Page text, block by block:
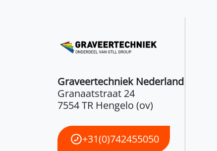
Graveertechniek Nederland
Granaatstraat 24
7554 TR Hengelo (ov)
+31(0)742455050